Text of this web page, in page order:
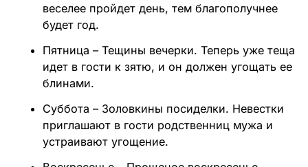
веселее пройдет день, тем благополучнее
будет год.
Пятница – Тещины вечерки. Теперь уже теща
идет в гости к зятю, и он должен угощать ее
блинами.
Суббота – Золовкины посиделки. Невестки
приглашают в гости родственниц мужа и
устраивают угощение.